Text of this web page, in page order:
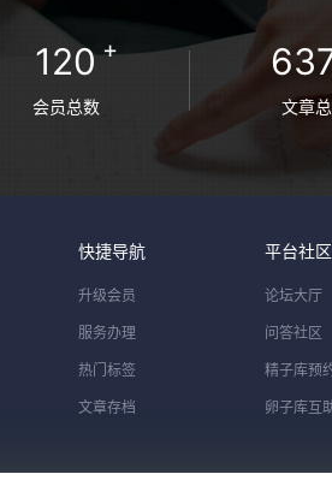
120+
会员总数 文章
快捷导航
升级会员
服务办理
热门标签
文章存档
平台社区
论坛大厅
问答社区
精子库预
卵子库互